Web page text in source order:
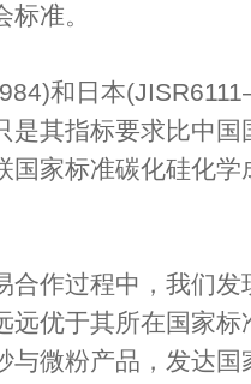
准。
和日本
是其指标要求比中
国家标准碳化硅化
合作过程中，我们
远优于其所在国家
与微粉产品，发达